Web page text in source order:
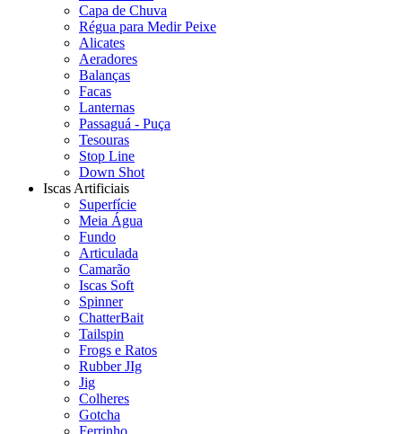
Capa de Chuva
Régua para Medir Peixe
Alicates
Aeradores
Balanças
Facas
Lanternas
Passaguá - Puça
Tesouras
Stop Line
Down Shot
Iscas Artificiais
Superfície
Meia Água
Fundo
Articulada
Camarão
Iscas Soft
Spinner
ChatterBait
Tailspin
Frogs e Ratos
Rubber JIg
Jig
Colheres
Gotcha
Ferrinho